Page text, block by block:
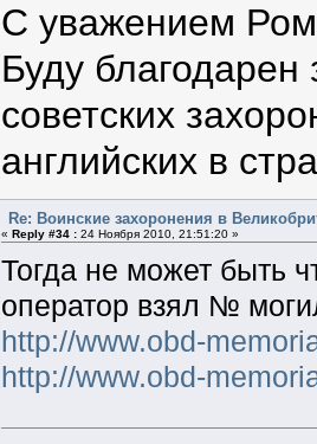
С уважением
Буду
советских
английских в
Re: Воинские захоронения в
« Reply #34 :24 Ноября 2010, 21:51:20 »
Тогда не может быть
оператор взял №
http://www.obd-
http://www.obd-